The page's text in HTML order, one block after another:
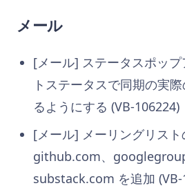
メール
[メール] ステータスポッ
トステータスで同期の実
るようにする (VB-106224)
[メール] メーリングリスト
github.com、
substack.com を追加 (VB-